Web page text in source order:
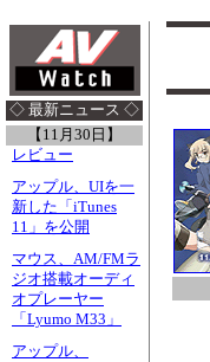
◇ 最新ニュース ◇
【11月30日】
レビュー
アップル、UIを一
新した「iTunes
11」を公開
マウス、AM/FMラ
ジオ搭載オーディ
オプレーヤー
「Lyumo M33」
アップル、